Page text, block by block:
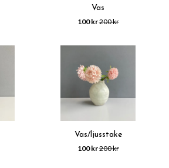
Vas
100 kr200 kr
Vas/ljusstake
100 kr200 kr